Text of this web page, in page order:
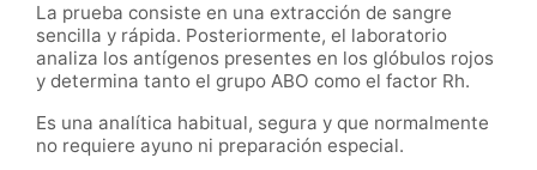
La prueba consiste en una extracción de sangre
sencilla y rápida. Posteriormente, el laboratorio
analiza los antígenos presentes en los glóbulos rojos
y determina tanto el grupo ABO como el factor Rh.
Es una analítica habitual, segura y que normalmente
no requiere ayuno ni preparación especial.